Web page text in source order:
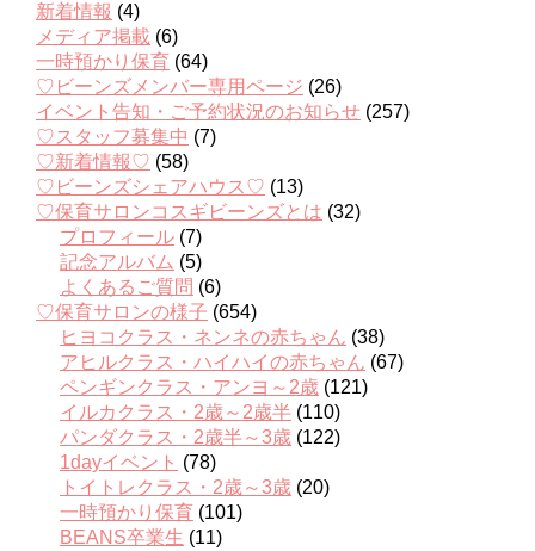
新着情報 (4)
メディア掲載 (6)
一時預かり保育 (64)
♡ビーンズメンバー専用ページ (26)
イベント告知・ご予約状況のお知らせ (257)
♡スタッフ募集中 (7)
♡新着情報♡ (58)
♡ビーンズシェアハウス♡ (13)
♡保育サロンコスギビーンズとは (32)
プロフィール (7)
記念アルバム (5)
よくあるご質問 (6)
♡保育サロンの様子 (654)
ヒヨコクラス・ネンネの赤ちゃん (38)
アヒルクラス・ハイハイの赤ちゃん (67)
ペンギンクラス・アンヨ～2歳 (121)
イルカクラス・2歳～2歳半 (110)
パンダクラス・2歳半～3歳 (122)
1dayイベント (78)
トイトレクラス・2歳～3歳 (20)
一時預かり保育 (101)
BEANS卒業生 (11)